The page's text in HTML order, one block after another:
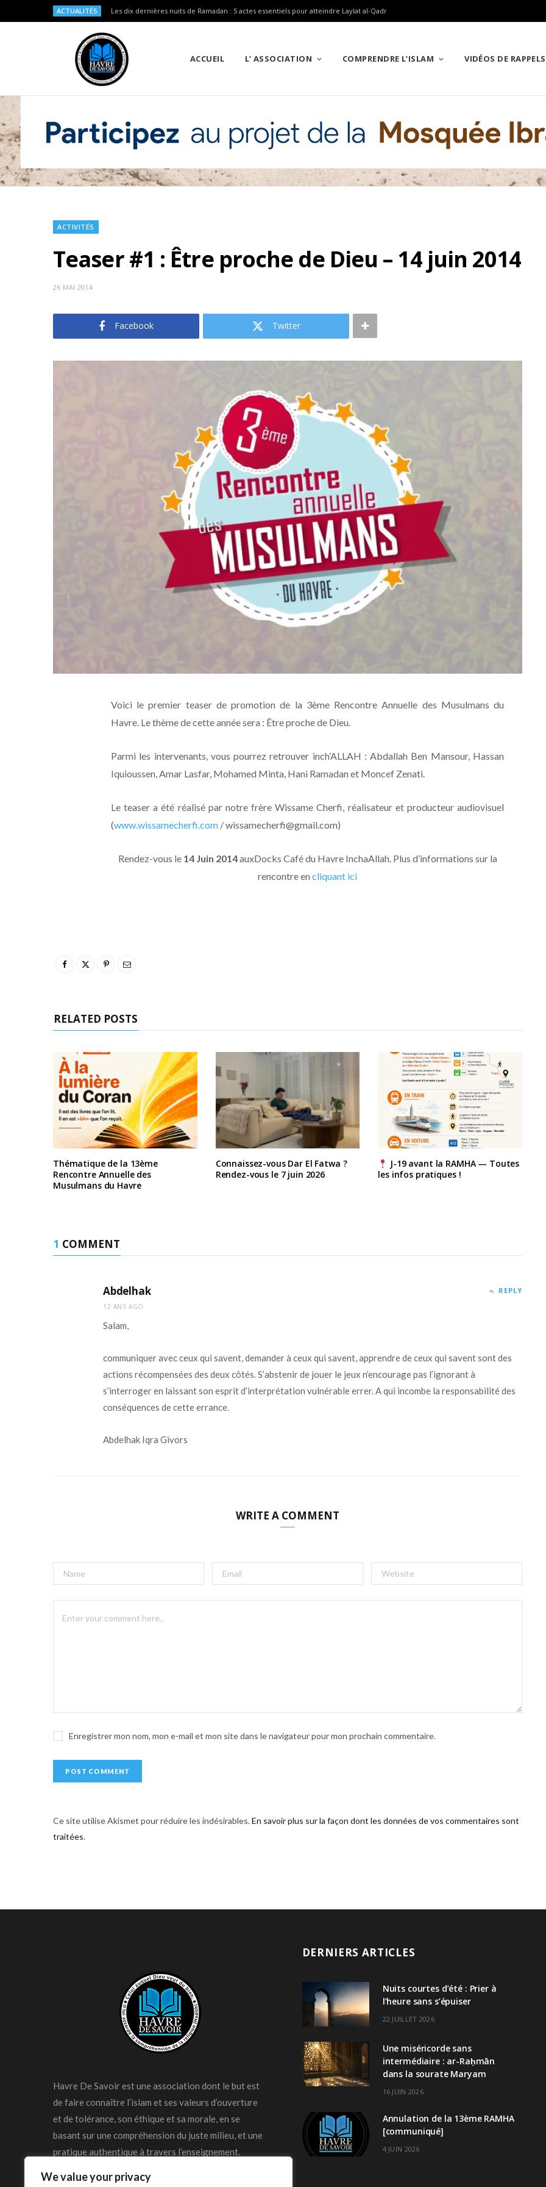
We value your privacy
ACTUALITÉS Les dix dernières nuits de Ramadan : 5 actes essentiels pour atteindre Laylat al-Qadr
ACCUEIL L’ ASSOCIATION COMPRENDRE L’ISLAM VIDÉOS DE RAPPELS
ACTIVITÉS
Teaser #1 : Être proche de Dieu – 14 juin 2014
26 MAI 2014
Facebook Twitter
Voici le premier teaser de promotion de la 3ème Rencontre Annuelle des Musulmans du
Havre. Le thème de cette année sera : Être proche de Dieu.
Parmi les intervenants, vous pourrez retrouver inch’ALLAH : Abdallah Ben Mansour, Hassan
Iquioussen, Amar Lasfar, Mohamed Minta, Hani Ramadan et Moncef Zenati.
Le teaser a été réalisé par notre frère Wissame Cherfi, réalisateur et producteur audiovisuel
(www.wissamecherfi.com/ wissamecherfi@gmail.com)
Rendez-vous le14 Juin 2014auxDocks Café du Havre InchaAllah. Plus d’informations sur la
rencontre en cliquant ici
RELATED POSTS
Thématique de la 13ème
Rencontre Annuelle des
Musulmans du Havre
Connaissez-vous Dar El Fatwa ?
Rendez-vous le 7 juin 2026
J-19 avant la RAMHA — Toutes
les infos pratiques !
1 COMMENT
Abdelhak
12 ANS AGO
REPLY
Salam,
communiquer avec ceux qui savent, demander à ceux qui savent, apprendre de ceux qui savent sont des
actions récompensées des deux côtés. S’abstenir de jouer le jeux n’encourage pas l’ignorant à
s’interroger en laissant son esprit d’interprétation vulnérable errer. A qui incombe la responsabilité des
conséquences de cette errance.
Abdelhak Iqra Givors
WRITE A COMMENT
Enregistrer mon nom, mon e-mail et mon site dans le navigateur pour mon prochain commentaire.
l
t
v
:
Ce site utilise Akismet pour réduire les indésirables.En savoir plus sur la façon dont les données de vos commentaires sont
traitées.
Havre De Savoir est une association dont le but est
de faire connaître l’islam et ses valeurs d’ouverture
et de tolérance, son éthique et sa morale, en se
basant sur une compréhension du juste milieu, et une
pratique authentique à travers l’enseignement.
DERNIERS ARTICLES
Nuits courtes d’été : Prier à
l’heure sans s’épuiser
22 JUILLET 2026
Une miséricorde sans
intermédiaire : ar-Raḥmān
dans la sourate Maryam
16 JUIN 2026
Annulation de la 13ème RAMHA
[communiqué]
4 JUIN 2026